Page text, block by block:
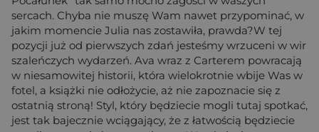
sercach. Chyba nie muszę Wam nawet przypominać, w
jakim momencie Julia nas zostawiła, prawda?W tej
pozycji już od pierwszych zdań jesteśmy wrzuceni w wir
szaleńczych wydarzeń. Ava wraz z Carterem powracają
w niesamowitej historii, która wielokrotnie wbije Was w
fotel, a książki nie odłożycie, aż nie zapoznacie się z
ostatnią stroną! Styl, który będziecie mogli tutaj spotkać,
jest tak bajecznie wciągający, że z łatwością będziecie